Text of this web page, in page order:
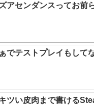
アセンダンスってお前
でテストプレイもして
ツい皮肉まで書ける